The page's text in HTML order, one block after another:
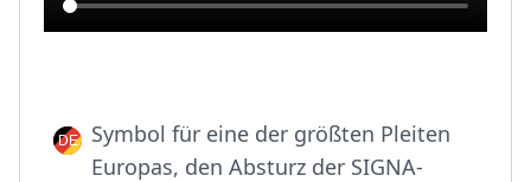
Symbol für eine der größten Pleiten
Europas, den Absturz der SIGNA-